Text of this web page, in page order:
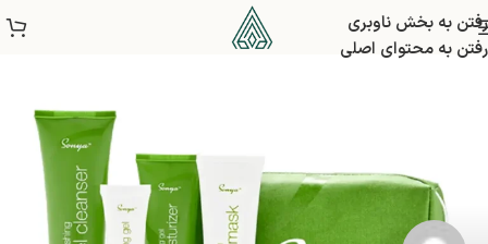
رفتن به بخش ناوبری
رفتن به محتوای اصلی